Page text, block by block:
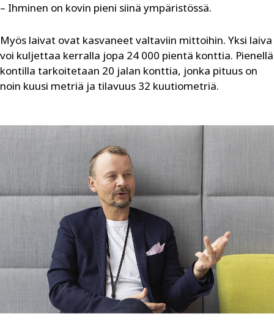
– Ihminen on kovin pieni siinä ympäristössä.
Myös laivat ovat kasvaneet valtaviin mittoihin. Yksi laiva
voi kuljettaa kerralla jopa 24 000 pientä konttia. Pienellä
kontilla tarkoitetaan 20 jalan konttia, jonka pituus on
noin kuusi metriä ja tilavuus 32 kuutiometriä.